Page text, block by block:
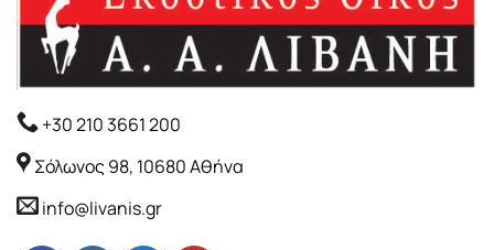
+30 210 3661 200
Σόλωνος 98, 10680 Αθήνα
info@livanis.gr